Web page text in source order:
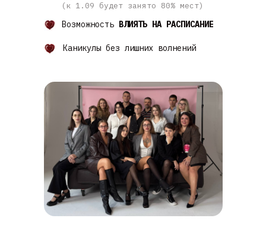
Возможность ВЛИЯТЬ НА РАСПИСАНИЕ
Каникулы без лишних волнений
(к 1.09 будет занято 80% мест)